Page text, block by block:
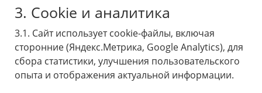
3. Cookie и аналитика
3.1. Сайт использует cookie-файлы, включая
сторонние (Яндекс.Метрика, Google Analytics), для
сбора статистики, улучшения пользовательского
опыта и отображения актуальной информации.